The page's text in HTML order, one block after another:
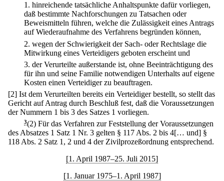
1. hinreichende tatsächliche Anhaltspunkte dafür vorliegen,
daß bestimmte Nachforschungen zu Tatsachen oder
Beweismitteln führen, welche die Zulässigkeit eines Antrags
auf Wiederaufnahme des Verfahrens begründen können,
2. wegen der Schwierigkeit der Sach- oder Rechtslage die
Mitwirkung eines Verteidigers geboten erscheint und
3. der Verurteilte außerstande ist, ohne Beeinträchtigung des
für ihn und seine Familie notwendigen Unterhalts auf eigene
Kosten einen Verteidiger zu beauftragen.
[2] Ist dem Verurteilten bereits ein Verteidiger bestellt, so stellt das
Gericht auf Antrag durch Beschluß fest, daß die Voraussetzungen
der Nummern 1 bis 3 des Satzes 1 vorliegen.
3(2) Für das Verfahren zur Feststellung der Voraussetzungen
des Absatzes 1 Satz 1 Nr. 3 gelten § 117 Abs. 2 bis 4[… und] §
118 Abs. 2 Satz 1, 2 und 4 der Zivilprozeßordnung entsprechend.
[1. April 1987–25. Juli 2015]
[1. Januar 1975–1. April 1987]